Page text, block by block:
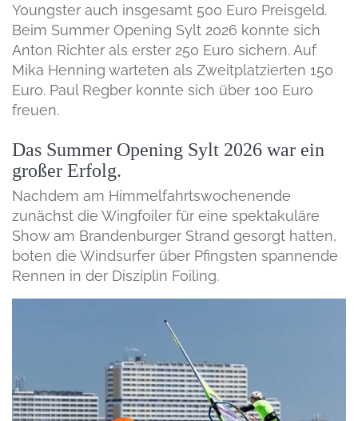
Youngster auch insgesamt 500 Euro Preisgeld.
Beim Summer Opening Sylt 2026 konnte sich
Anton Richter als erster 250 Euro sichern. Auf
Mika Henning warteten als Zweitplatzierten 150
Euro. Paul Regber konnte sich über 100 Euro
freuen.
Das Summer Opening Sylt 2026 war ein
großer Erfolg.
Nachdem am Himmelfahrtswochenende
zunächst die Wingfoiler für eine spektakuläre
Show am Brandenburger Strand gesorgt hatten,
boten die Windsurfer über Pfingsten spannende
Rennen in der Disziplin Foiling.